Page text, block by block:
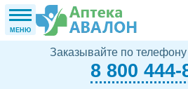
МЕНЮ
Заказывайте по
8 800 444-